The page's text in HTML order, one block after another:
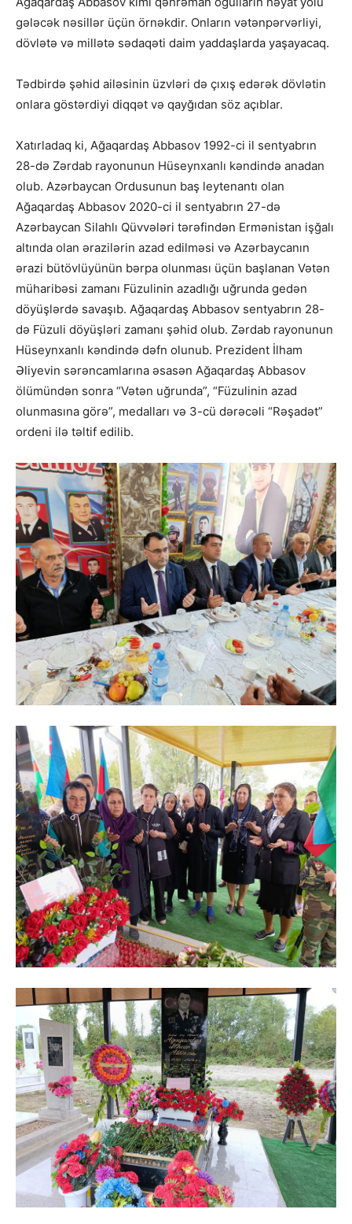
gələcək nəsillər üçün örnəkdir. Onların vətənpərvərliyi,
dövlətə və millətə sədaqəti daim yaddaşlarda yaşayacaq.
Tədbirdə şəhid ailəsinin üzvləri də çıxış edərək dövlətin
onlara göstərdiyi diqqət və qayğıdan söz açıblar.
Xatırladaq ki, Ağaqardaş Abbasov 1992-ci il sentyabrın
28-də Zərdab rayonunun Hüseynxanlı kəndində anadan
olub. Azərbaycan Ordusunun baş leytenantı olan
Ağaqardaş Abbasov 2020-ci il sentyabrın 27-də
Azərbaycan Silahlı Qüvvələri tərəfindən Ermənistan işğalı
altında olan ərazilərin azad edilməsi və Azərbaycanın
ərazi bütövlüyünün bərpa olunması üçün başlanan Vətən
müharibəsi zamanı Füzulinin azadlığı uğrunda gedən
döyüşlərdə savaşıb. Ağaqardaş Abbasov sentyabrın 28-
də Füzuli döyüşləri zamanı şəhid olub. Zərdab rayonunun
Hüseynxanlı kəndində dəfn olunub. Prezident İlham
Əliyevin sərəncamlarına əsasən Ağaqardaş Abbasov
ölümündən sonra “Vətən uğrunda”, “Füzulinin azad
olunmasına görə”, medalları və 3-cü dərəcəli “Rəşadət”
ordeni ilə təltif edilib.